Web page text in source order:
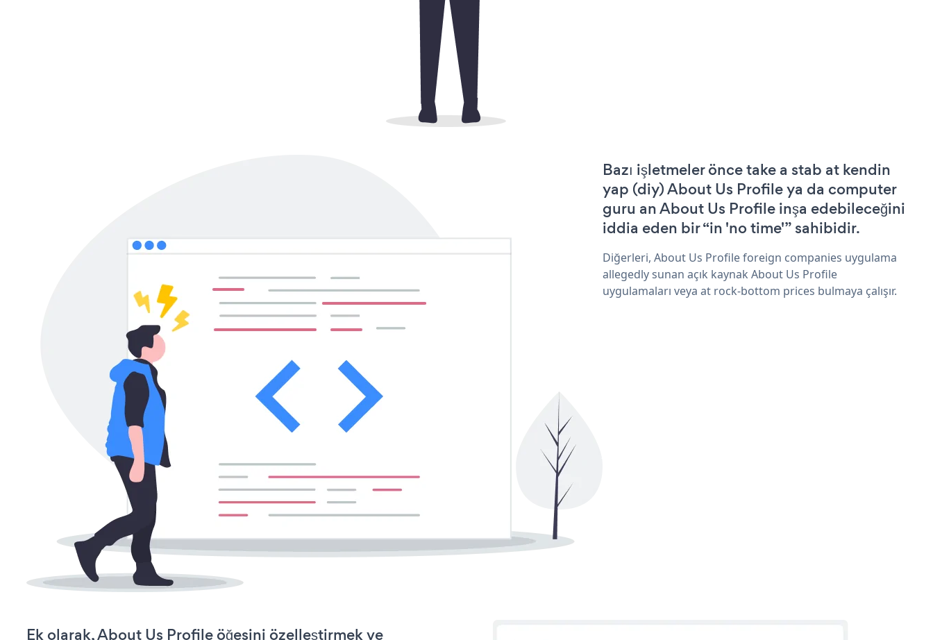
Bazı işletmeler önce take a stab at kendin
yap (diy) About Us Profile ya da computer
guru an About Us Profile inşa edebileceğini
iddia eden bir “in 'no time'” sahibidir.
Diğerleri, About Us Profile foreign companies uygulama
allegedly sunan açık kaynak About Us Profile
uygulamaları veya at rock-bottom prices bulmaya çalışır.
Ek olarak, About Us Profile öğesini özelleştirmek ve